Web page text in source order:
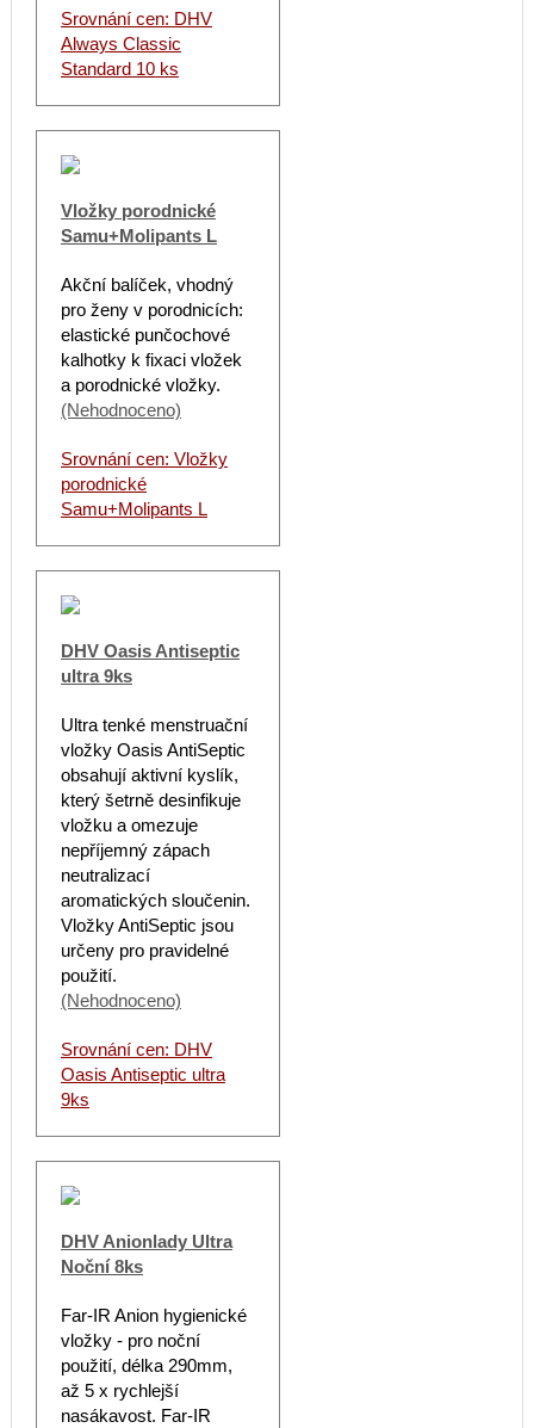
Srovnání cen: DHV
Always Classic
Standard 10 ks
Vložky porodnické
Samu+Molipants L
Akční balíček, vhodný
pro ženy v porodnicích:
elastické punčochové
kalhotky k fixaci vložek
a porodnické vložky.
(Nehodnoceno)
Srovnání cen: Vložky
porodnické
Samu+Molipants L
DHV Oasis Antiseptic
ultra 9ks
Ultra tenké menstruační
vložky Oasis AntiSeptic
obsahují aktivní kyslík,
který šetrně desinfikuje
vložku a omezuje
nepříjemný zápach
neutralizací
aromatických sloučenin.
Vložky AntiSeptic jsou
určeny pro pravidelné
použití.
(Nehodnoceno)
Srovnání cen: DHV
Oasis Antiseptic ultra
9ks
DHV Anionlady Ultra
Noční 8ks
Far-IR Anion hygienické
vložky - pro noční
použití, délka 290mm,
až 5 x rychlejší
nasákavost. Far-IR